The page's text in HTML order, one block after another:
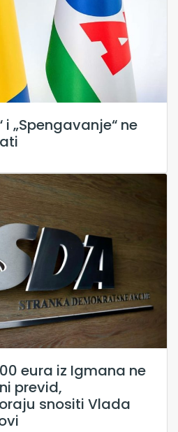
i „Spengavanje“ ne
eura iz Igmana ne
previd,
snositi Vlada